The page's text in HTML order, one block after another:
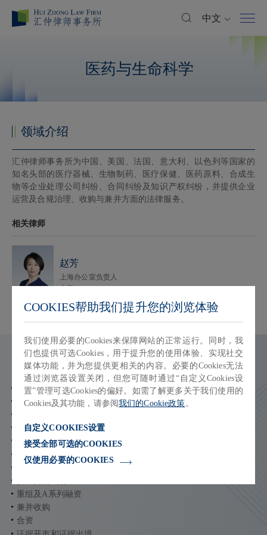
中文
医药与生命科学
领域介绍
汇仲律师事务所为中国、美国、法国、意大利、以色列等国家的
知名头部的医疗器械、生物制药、医疗保健、医药原料、合成生
物等企业处理公司纠纷、合同纠纷及知识产权纠纷，并提供企业
运营及合规治理、收购与兼并方面的法律服务。
相关律师
赵芳
上海办公室负责人
上海
服务内容
分销协议纠纷
经销协议纠纷
增资协议纠纷
专利侵权纠纷
商业秘密侵权及不正当竞争纠纷案
重组及A系列融资
兼并收购
合资
COOKIES帮助我们提升您的浏览体验
我们使用必要的Cookies来保障网站的正常运行。同时，我
们也提供可选Cookies，用于提升您的使用体验、实现社交
媒体功能，并为您提供更相关的内容。必要的Cookies无法
通过浏览器设置关闭，但您可随时通过“自定义Cookies设
置”管理可选Cookies的偏好。如需了解更多关于我们使用的
Cookies及其功能，请参阅我们的Cookie政策。
自定义COOKIES设置
接受全部可选的COOKIES
仅使用必要的COOKIES